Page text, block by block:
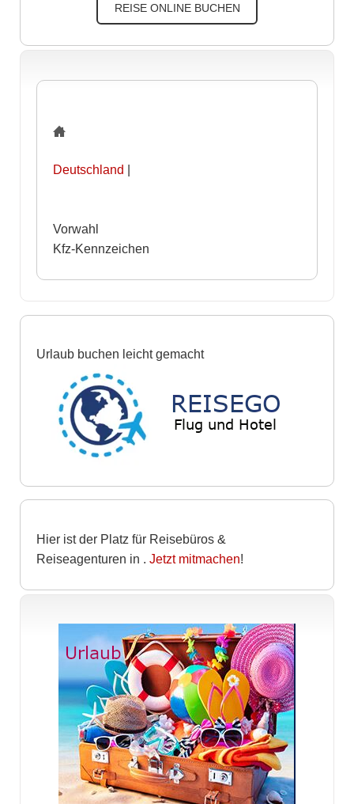
REISE ONLINE BUCHEN
Deutschland |
Vorwahl
Kfz-Kennzeichen
Urlaub buchen leicht gemacht
Hier ist der Platz für Reisebüros &
Reiseagenturen in . Jetzt mitmachen!